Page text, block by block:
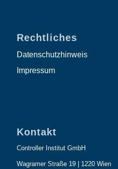
Rechtliches
Datenschutzhinweis
Impressum
Kontakt
Controller Institut GmbH
Wagramer Straße 19 | 1220 Wien